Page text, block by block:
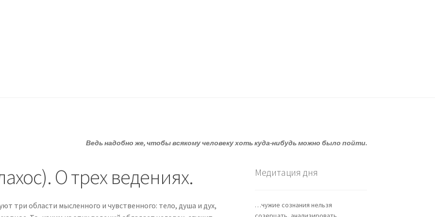
Ведь надобно же, чтобы всякому человеку хоть куда-нибудь можно было пойти.
О трех ведениях.
три области мысленного и чувственного: тело, душа и дух,
Медитация дня
…чужие сознания нельзя